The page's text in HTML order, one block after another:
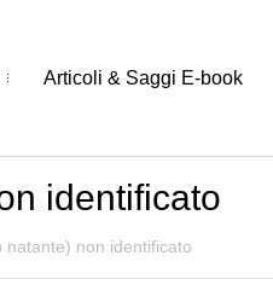
Articoli & Saggi E-book
identificato
non identificato